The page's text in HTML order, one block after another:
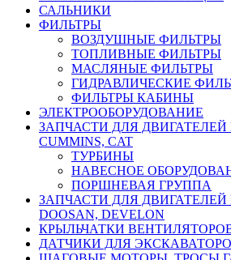
САЛЬНИКИ
ФИЛЬТРЫ
ВОЗДУШНЫЕ ФИЛЬТРЫ
ТОПЛИВНЫЕ ФИЛЬТРЫ
МАСЛЯНЫЕ ФИЛЬТРЫ
ГИДРАВЛИЧЕСКИЕ
ФИЛЬТРЫ КАБИНЫ
ЭЛЕКТРООБОРУДОВАНИЕ
ЗАПЧАСТИ ДЛЯ ДВИГАТЕЛЕЙ
CUMMINS, CAT
ТУРБИНЫ
НАВЕСНОЕ
ПОРШНЕВАЯ ГРУППА
ЗАПЧАСТИ ДЛЯ ДВИГАТЕЛЕЙ
DOOSAN, DEVELON
КРЫЛЬЧАТКИ
ДАТЧИКИ ДЛЯ